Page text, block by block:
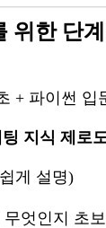
한 단
+ 파이썬 입
지식 제로
게 설명)
엇인지 초